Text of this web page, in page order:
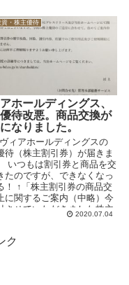
資・株主優待
ホールディングス、
待改悪。商品交換が
なりました。
ィアホールディングスの
待（株主割引券）が届きま
いつもは割引券と商品を交
たのですが、できなくなっ
！ ↑「株主割引券の商品交
に関するご案内（中略）今
させていただきました株主
2020.07.04
ク